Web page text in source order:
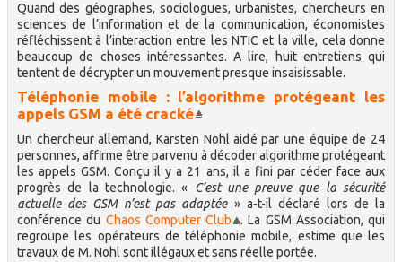
Quand des géographes, sociologues, urbanistes, chercheurs en
sciences de l’information et de la communication, économistes
réfléchissent à l’interaction entre les NTIC et la ville, cela donne
beaucoup de choses intéressantes. A lire, huit entretiens qui
tentent de décrypter un mouvement presque insaisissable.
Téléphonie mobile : l’algorithme protégeant les
appels GSM a été cracké
Un chercheur allemand, Karsten Nohl aidé par une équipe de 24
personnes, affirme être parvenu à décoder algorithme protégeant
les appels GSM. Conçu il y a 21 ans, il a fini par céder face aux
progrès de la technologie. « C’est une preuve que la sécurité
actuelle des GSM n’est pas adaptée» a-t-il déclaré lors de la
conférence du Chaos Computer Club
. La GSM Association, qui
regroupe les opérateurs de téléphonie mobile, estime que les
travaux de M. Nohl sont illégaux et sans réelle portée.